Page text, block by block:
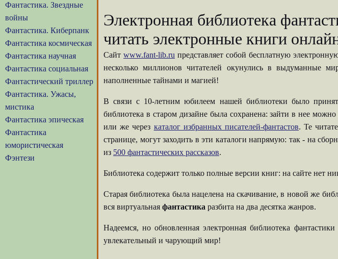
Фантастика. Звездные
войны
Фантастика. Киберпанк
Фантастика космическая
Фантастика научная
Фантастика социальная
Фантастический триллер
Фантастика. Ужасы,
мистика
Фантастика эпическая
Фантастика
юмористическая
Фэнтези
Электронная библиотека
читать электронные книги
Сайт www.fant-lib.ru представляет собой бесплатную
несколько миллионов читателей окунулись в выдуманные
наполненные тайнами и магией!
В связи с 10-летним юбилеем нашей библиотеки было
библиотека в старом дизайне была сохранена: зайти в нее
или же через каталог избранных писателей-фантастов. Те
странице, могут заходить в эти каталоги напрямую: так - на
из 500 фантастических рассказов.
Библиотека содержит только полные версии книг: на сайте нет
Старая библиотека была нацелена на скачивание, в новой же
вся виртуальная фантастика разбита на два десятка жанров.
Надеемся, но обновленная электронная библиотека фантастики
увлекательный и чарующий мир!